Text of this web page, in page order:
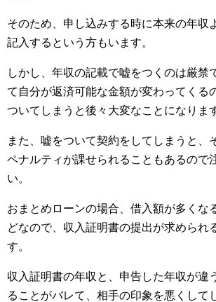
そのため、申し込みする時に本来の年収
記入するという方もいます。
しかし、年収の記載で嘘をつくのは厳禁
て自分が返済可能な金額が変わってくる
ついてしまうと後々大変なことになりま
また、嘘をついて契約をしてしまうと、
ペナルティが課せられることもあるので
い。
おまとめローンの場合、借入額が多くな
どなので、収入証明書の提出が求められ
す。
収入証明書の年収と、申告した年収が違
ることがバレて、相手の印象を悪くして